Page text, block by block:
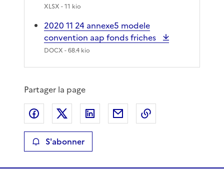
XLSX - 11 kio
2020 11 24 annexe5 modele
convention aap fonds friches
DOCX - 68.4 kio
Partager la page
Partager sur Facebook
Partager sur XPartager sur LinkedIn
Partager par email
S'abonner